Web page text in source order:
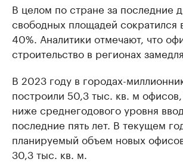
В целом по стране за последние
свободных площадей сократился
40%. Аналитики отмечают, что
строительство в регионах
В 2023 году в городах-
построили 50,3 тыс. кв. м
ниже среднегодового уровня
последние пять лет. В текущем
планируемый объем новых
30,3 тыс. кв. м.